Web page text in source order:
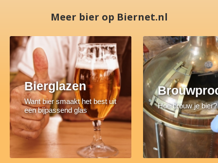
Meer bier op Biernet.nl
Bierglazen
Want bier smaakt het best uit
een bijpassend glas
Hoe brouw je bier?